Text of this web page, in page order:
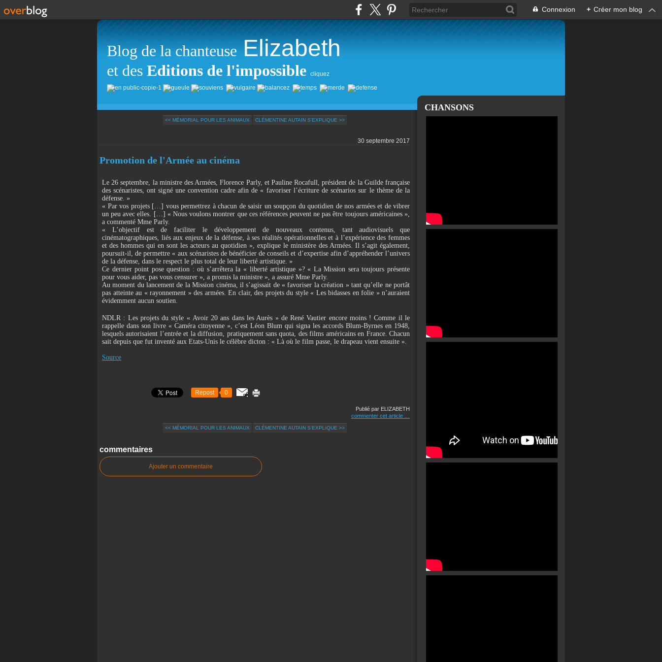
Connexion + Créer mon blog
Blog de la chanteuse Elizabeth
et des Editions de l'impossible cliquez
<< MÉMORIAL POUR LES ANIMAUX CLÉMENTINE AUTAIN S'EXPLIQUE >>
30 septembre 2017
Promotion de l'Armée au cinéma
Le 26 septembre, la ministre des Armées, Florence Parly, et Pauline Rocafull, président de la Guilde française
des scénaristes, ont signé une convention cadre afin de « favoriser l’écriture de scénarios sur le thème de la
défense. »
« Par vos projets […] vous permettrez à chacun de saisir un soupçon du quotidien de nos armées et de vibrer
un peu avec elles. […] « Nous voulons montrer que ces références peuvent ne pas être toujours américaines »,
a commenté Mme Parly.
« L’objectif est de faciliter le développement de nouveaux contenus, tant audiovisuels que
cinématographiques, liés aux enjeux de la défense, à ses réalités opérationnelles et à l’expérience des femmes
et des hommes qui en sont les acteurs au quotidien », explique le ministère des Armées. Il s’agit également,
poursuit-il, de permettre « aux scénaristes de bénéficier de conseils et d’expertise afin d’appréhender l’univers
de la défense, dans le respect le plus total de leur liberté artistique. »
Ce dernier point pose question : où s’arrêtera la « liberté artistique »? « La Mission sera toujours présente
pour vous aider, pas vous censurer », a promis la ministre », a assuré Mme Parly.
Au moment du lancement de la Mission cinéma, il s’agissait de « favoriser la création » tant qu’elle ne portât
pas atteinte au « rayonnement » des armées. En clair, des projets du style « Les bidasses en folie » n’auraient
évidemment aucun soutien.
NDLR : Les projets du style « Avoir 20 ans dans les Aurès » de René Vautier encore moins ! Comme il le
rappelle dans son livre « Caméra citoyenne », c’est Léon Blum qui signa les accords Blum-Byrnes en 1948,
lesquels autorisaient l’entrée et la diffusion, pratiquement sans quota, des films américains en France. Chacun
sait depuis que fut inventé aux Etats-Unis le célèbre dicton : « Là où le film passe, le drapeau vient ensuite ».
Source
Repost 0
Publié par ELIZABETH
commenter cet article
<< MÉMORIAL POUR LES ANIMAUX CLÉMENTINE AUTAIN S'EXPLIQUE >>
commentaires
Ajouter un commentaire
CHANSONS